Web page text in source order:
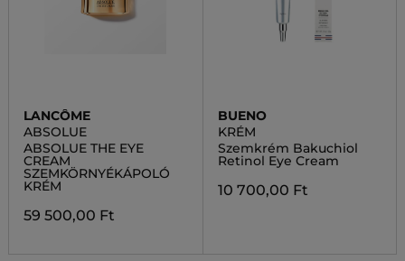
LANCÔME
ABSOLUE
ABSOLUE THE EYE
CREAM
SZEMKÖRNYÉKÁPOLÓ
KRÉM
59 500,00 Ft
BUENO
KRÉM
Szemkrém Bakuchiol
Retinol Eye Cream
10 700,00 Ft